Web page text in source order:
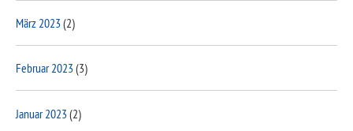
März 2023(2)
Februar 2023(3)
Januar 2023(2)